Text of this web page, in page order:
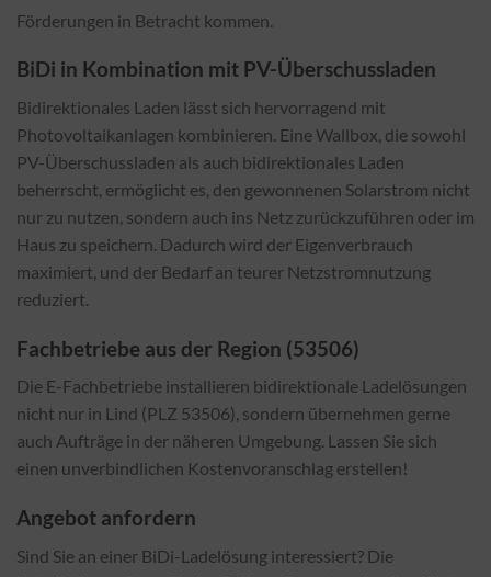
Förderungen in Betracht kommen.
BiDi in Kombination mit PV-Überschussladen
Bidirektionales Laden lässt sich hervorragend mit
Photovoltaikanlagen kombinieren. Eine Wallbox, die sowohl
PV-Überschussladen als auch bidirektionales Laden
beherrscht, ermöglicht es, den gewonnenen Solarstrom nicht
nur zu nutzen, sondern auch ins Netz zurückzuführen oder im
Haus zu speichern. Dadurch wird der Eigenverbrauch
maximiert, und der Bedarf an teurer Netzstromnutzung
reduziert.
Fachbetriebe aus der Region (53506)
Die E-Fachbetriebe installieren bidirektionale Ladelösungen
nicht nur in Lind (PLZ 53506), sondern übernehmen gerne
auch Aufträge in der näheren Umgebung. Lassen Sie sich
einen unverbindlichen Kostenvoranschlag erstellen!
Angebot anfordern
Sind Sie an einer BiDi-Ladelösung interessiert? Die